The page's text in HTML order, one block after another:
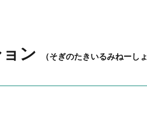
ン （そぎのたきいるみねーしょ